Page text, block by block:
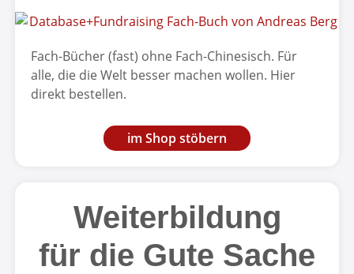
Fach-Bücher (fast) ohne Fach-Chinesisch. Für
alle, die die Welt besser machen wollen. Hier
direkt bestellen.
im Shop stöbern
Weiterbildung
für die Gute Sache